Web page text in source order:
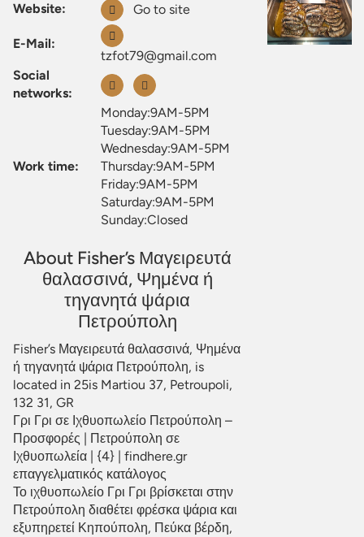
Website:
Go to site
E-Mail:
tzfot79@gmail.com
Social
networks:
Work time:
Monday:9AM-5PM
Tuesday:9AM-5PM
Wednesday:9AM-5PM
Thursday:9AM-5PM
Friday:9AM-5PM
Saturday:9AM-5PM
Sunday:Closed
About Fisher’s Μαγειρευτά
θαλασσινά, Ψημένα ή
τηγανητά ψάρια
Πετρούπολη
Fisher’s Μαγειρευτά θαλασσινά, Ψημένα
ή τηγανητά ψάρια Πετρούπολη, is
located in 25is Martiou 37, Petroupoli,
132 31, GR
Γρι Γρι σε Ιχθυοπωλείο Πετρούπολη –
Προσφορές | Πετρούπολη σε
Ιχθυοπωλεία | {4} | findhere.gr
επαγγελματικός κατάλογος
Το ιχθυοπωλείο Γρι Γρι βρίσκεται στην
Πετρούπολη διαθέτει φρέσκα ψάρια και
εξυπηρετεί Κηπούπολη, Πεύκα βέρδη,